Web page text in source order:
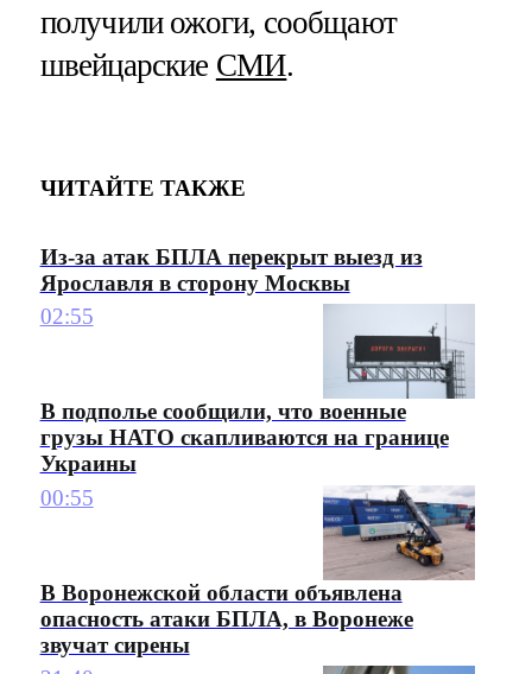
получили ожоги, сообщают
швейцарские СМИ.
ЧИТАЙТЕ ТАКЖЕ
Из-за атак БПЛА перекрыт выезд из
Ярославля в сторону Москвы
02:55
В подполье сообщили, что военные
грузы НАТО скапливаются на границе
Украины
00:55
В Воронежской области объявлена
опасность атаки БПЛА, в Воронеже
звучат сирены